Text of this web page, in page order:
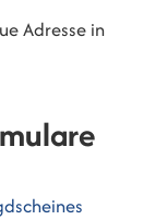
Adresse in